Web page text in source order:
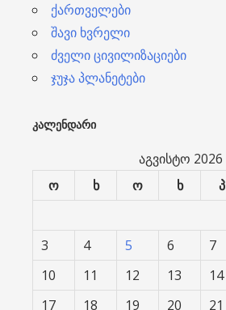
ქართველები
შავი ხვრელი
ძველი ცივილიზაციები
ჯუჯა პლანეტები
ᲙᲐᲚᲔᲜᲓᲐᲠᲘ
აგვისტო 2026
ო
ხ ო ხ პ
3
4 5 6 7
10
11 12 13 14
17
18 19 20 21